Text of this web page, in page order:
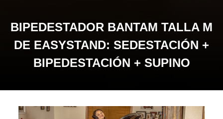
BIPEDESTADOR BANTAM TALLA M
DE EASYSTAND: SEDESTACIÓN +
BIPEDESTACIÓN + SUPINO